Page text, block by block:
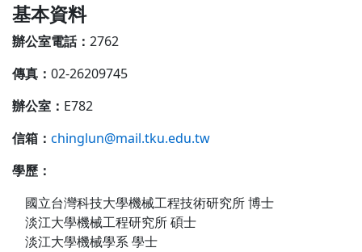
基本資料
辦公室電話： 2762
傳真： 02-26209745
辦公室： E782
信箱： chinglun@mail.tku.edu.tw
學歷：
國立台灣科技大學機械工程技術研究所 博士
淡江大學機械工程研究所 碩士
淡江大學機械學系 學士